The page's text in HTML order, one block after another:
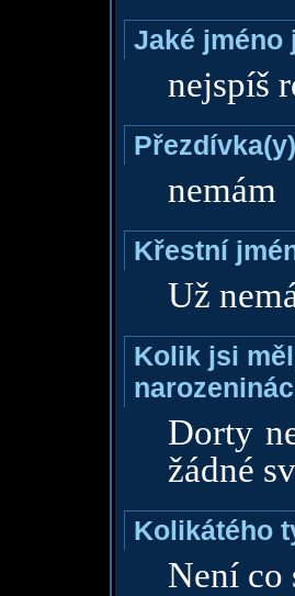
Jaké jméno
nejspíš
nemám
Křestní
Už
Kolik jsi
Dorty
žádné
Kolikátého
Není co